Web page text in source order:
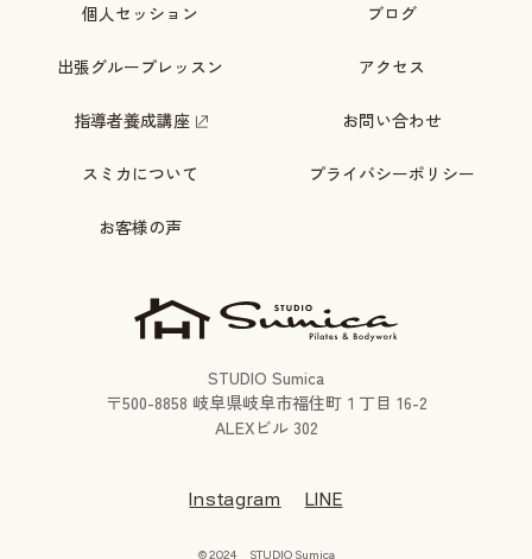
個人セッション
出張グループレッスン
指導者養成講座
スミカについて
お客様の声
ブログ
アクセス
お問い合わせ
プライバシーポリシー
STUDIO Sumica
〒500-8858 岐阜県岐阜市福住町１丁目 16-2
ALEXビル 302
Instagram LINE
© 2024 STUDIO Sumica